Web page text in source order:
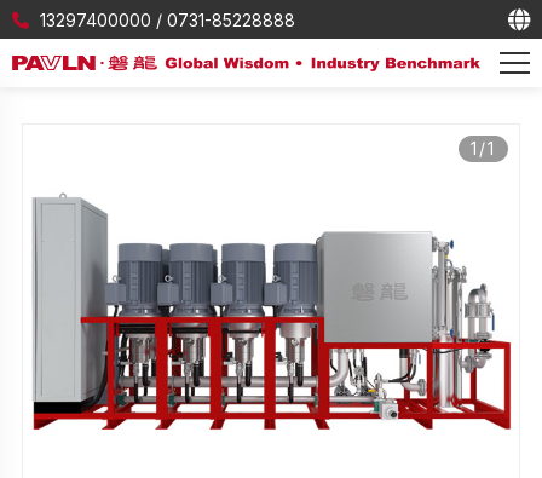
13297400000 / 0731-85228888
1 /1